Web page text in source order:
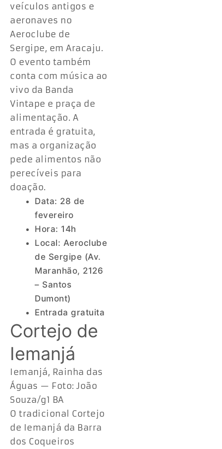
veículos antigos e
aeronaves no
Aeroclube de
Sergipe, em Aracaju.
O evento também
conta com música ao
vivo da Banda
Vintape e praça de
alimentação. A
entrada é gratuita,
mas a organização
pede alimentos não
perecíveis para
doação.
Data: 28 de
fevereiro
Hora: 14h
Local: Aeroclube
de Sergipe (Av.
Maranhão, 2126
– Santos
Dumont)
Entrada gratuita
Cortejo de
Iemanjá
Iemanjá, Rainha das
Águas — Foto: João
Souza/g1 BA
O tradicional Cortejo
de Iemanjá da Barra
dos Coqueiros